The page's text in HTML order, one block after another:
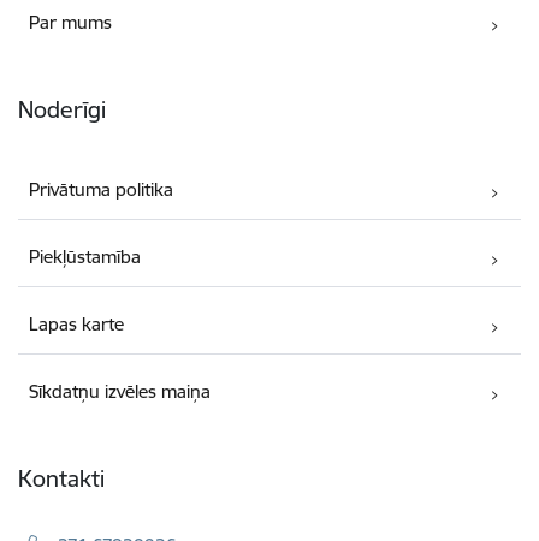
Par mums
Noderīgi
Privātuma politika
Piekļūstamība
Lapas karte
Sīkdatņu izvēles maiņa
Kontakti